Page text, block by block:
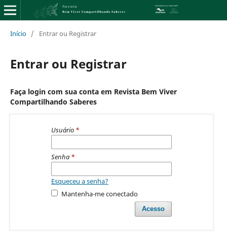
Início / Entrar ou Registrar
Entrar ou Registrar
Faça login com sua conta em Revista Bem Viver
Compartilhando Saberes
Usuário *
Senha *
Esqueceu a senha?
Mantenha-me conectado
Acesso